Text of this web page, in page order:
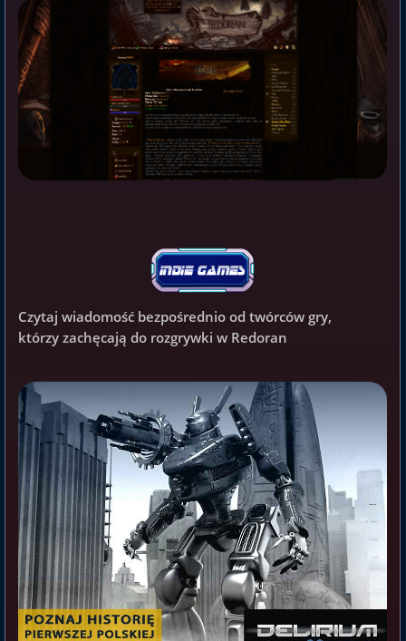
Czytaj wiadomość bezpośrednio od twórców gry,
którzy zachęcają do rozgrywki w Redoran